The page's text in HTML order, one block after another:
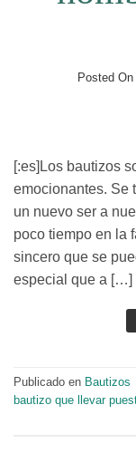
Posted
[:es]Los bautizos
emocionantes. Se
un nuevo ser a
poco tiempo en la
sincero que se
especial que a […]
Publicado en Bautizos
bautizo que llevar